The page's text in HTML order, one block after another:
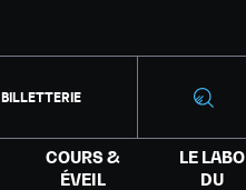
BILLETTERIE
COURS &
ÉVEIL
LE LABO
DU